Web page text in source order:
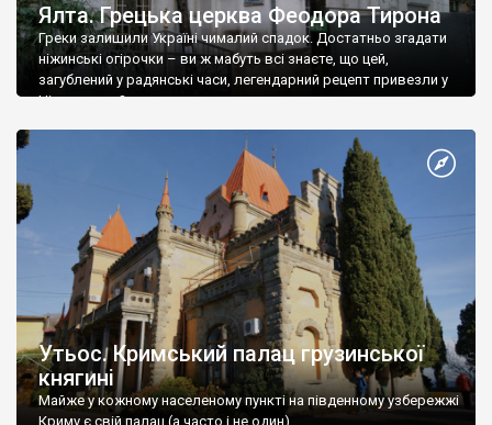
Ялта. Грецька церква Феодора Тирона
Греки залишили Україні чималий спадок. Достатньо згадати
ніжинські огірочки – ви ж мабуть всі знаєте, що цей,
загублений у радянські часи, легендарний рецепт привезли у
Ніжин греки?
Утьос. Кримський палац грузинської
княгині
Майже у кожному населеному пункті на південному узбережжі
Криму є свій палац (а часто і не один).